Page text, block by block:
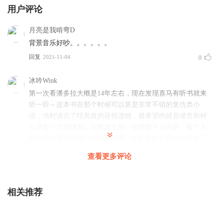
用户评论
月亮是我啃弯D
背景音乐好吵。。。。。。
回复 2021-11-04 0
冰吟Wink
第一次看潘多拉大概是14年左右，现在发现喜马有听书就来
听一听～这本书在那个时候可以算是非常不错的复仇类小
说，当时读完了结局真的还很遗憾，最希望的就是绫音和柯
的经历都不允许是一个he的结局，be是这本书最好的结局了
查看更多评论
相关推荐